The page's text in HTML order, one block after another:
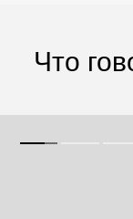
Что